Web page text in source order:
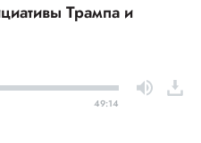
Трампа и
49:14